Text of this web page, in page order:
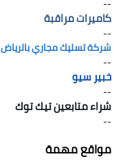
كاميرات مراقبة
--
شركة تسليك مجاري بالرياض
--
خبير سيو
--
شراء متابعين تيك توك
--
مواقع مهمة